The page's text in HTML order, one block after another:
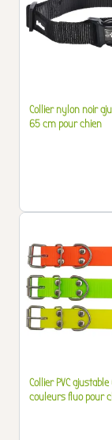
Collier nylon noir
65 cm pour chien
Collier PVC
couleurs fluo pour